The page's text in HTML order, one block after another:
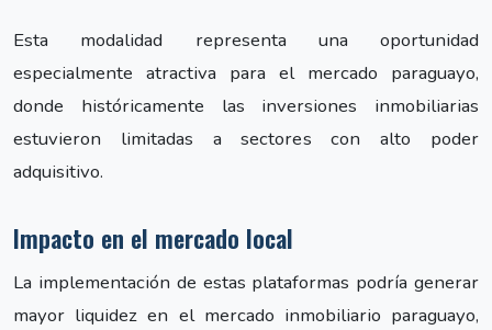
Esta modalidad representa una oportunidad
especialmente atractiva para el mercado paraguayo,
donde históricamente las inversiones inmobiliarias
estuvieron limitadas a sectores con alto poder
adquisitivo.
Impacto en el mercado local
La implementación de estas plataformas podría generar
mayor liquidez en el mercado inmobiliario paraguayo,